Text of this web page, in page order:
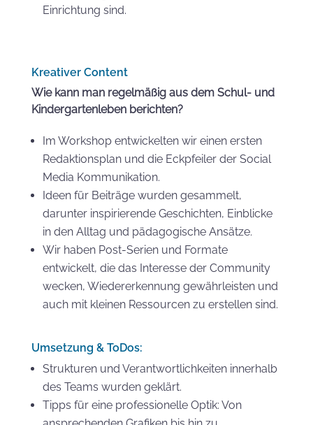
Einrichtung sind.
Kreativer Content
Wie kann man regelmäßig aus dem Schul- und
Kindergartenleben berichten?
Im Workshop entwickelten wir einen ersten
Redaktionsplan und die Eckpfeiler der Social
Media Kommunikation.
Ideen für Beiträge wurden gesammelt,
darunter inspirierende Geschichten, Einblicke
in den Alltag und pädagogische Ansätze.
Wir haben Post-Serien und Formate
entwickelt, die das Interesse der Community
wecken, Wiedererkennung gewährleisten und
auch mit kleinen Ressourcen zu erstellen sind.
Umsetzung & ToDos:
Strukturen und Verantwortlichkeiten innerhalb
des Teams wurden geklärt.
Tipps für eine professionelle Optik: Von